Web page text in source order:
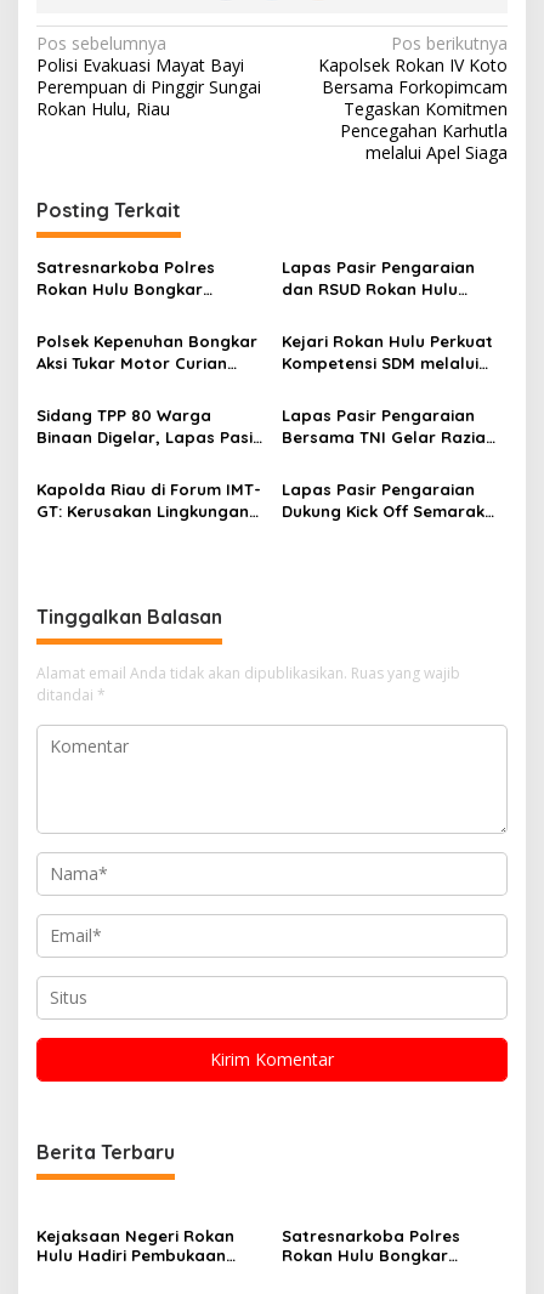
Navigasi
pos
Pos sebelumnya
Polisi Evakuasi Mayat Bayi
Perempuan di Pinggir Sungai
Rokan Hulu, Riau
Pos berikutnya
Kapolsek Rokan IV Koto
Bersama Forkopimcam
Tegaskan Komitmen
Pencegahan Karhutla
melalui Apel Siaga
Posting Terkait
Satresnarkoba Polres
Rokan Hulu Bongkar
Pelaku Ditangkap di
Perkebunan Sawit
Lapas Pasir Pengaraian
dan RSUD Rokan Hulu
Darah untuk Kemanusiaan
Polsek Kepenuhan Bongkar
Aksi Tukar Motor Curian
Diamankan
Kejari Rokan Hulu Perkuat
Kompetensi SDM melalui
Corporate University
Bidang Perencanaan 2026
Sidang TPP 80 Warga
Binaan Digelar, Lapas Pasir
Berikan Layanan Integrasi
Transparan dan Gratis
Lapas Pasir Pengaraian
Bersama TNI Gelar Razia
Komitmen Ciptakan Lapas
Bersih Narkoba
Kapolda Riau di Forum IMT-
GT: Kerusakan Lingkungan
Lapas Pasir Pengaraian
Dukung Kick Off Semarak
Tinggalkan Balasan
Alamat email Anda tidak akan dipublikasikan. Ruas yang wajib
ditandai *
Berita Terbaru
Kejaksaan Negeri Rokan
Hulu Hadiri Pembukaan
Satresnarkoba Polres
Rokan Hulu Bongkar